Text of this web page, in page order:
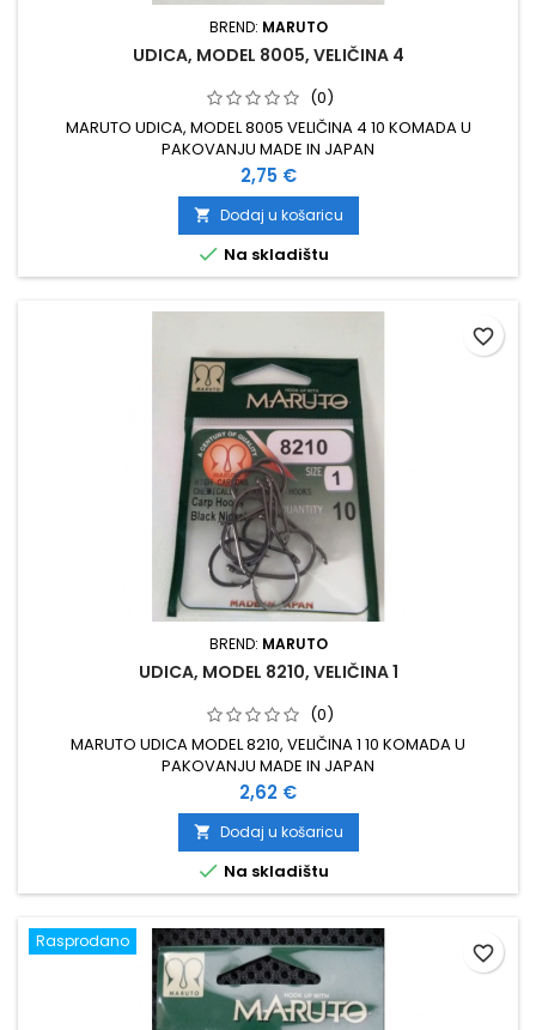
BREND: MARUTO
UDICA, MODEL 8005, VELIČINA 4
(0)
MARUTO UDICA, MODEL 8005 VELIČINA 4 10 KOMADA U
PAKOVANJU MADE IN JAPAN
Cijena
2,75 €
 Dodaj u košaricu
 Na skladištu
BREND: MARUTO
UDICA, MODEL 8210, VELIČINA 1
(0)
MARUTO UDICA MODEL 8210, VELIČINA 1 10 KOMADA U
PAKOVANJU MADE IN JAPAN
Cijena
2,62 €
 Dodaj u košaricu
 Na skladištu
favorite_border
Rasprodano
favorite_border